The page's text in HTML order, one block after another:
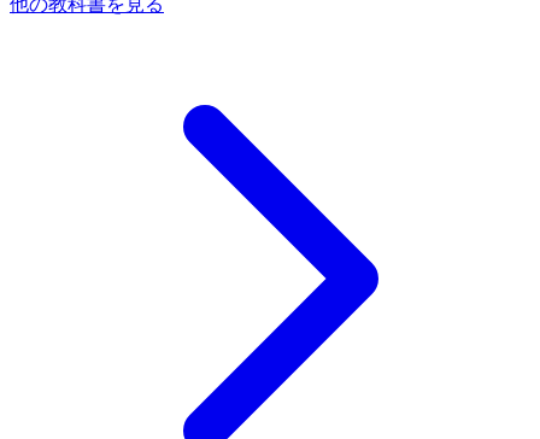
他の教科書を見る